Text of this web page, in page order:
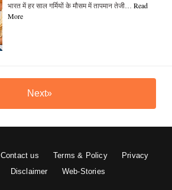
भारत में हर साल गर्मियों के मौसम में तापमान तेजी… Read
More
Next»
Contact us Terms & Policy
Privacy
Disclaimer Web-Stories